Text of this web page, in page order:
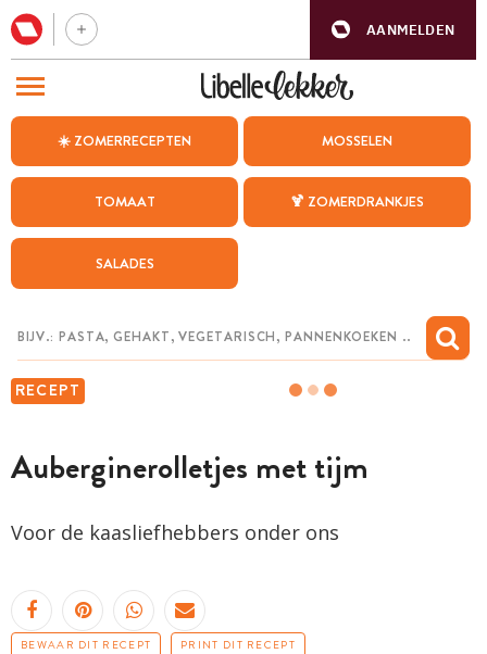
AANMELDEN
☀️ ZOMERRECEPTEN MOSSELEN
TOMAAT 🍹 ZOMERDRANKJES
SALADES
RECEPT
Auberginerolletjes met tijm
Voor de kaasliefhebbers onder ons
BEWAAR DIT RECEPT PRINT DIT RECEPT
BEZOEK ONZE ANDERE WEBSITES
WEEKMENU
CHAT MET MAIA
MIJN BEWAARDE RECEPTEN